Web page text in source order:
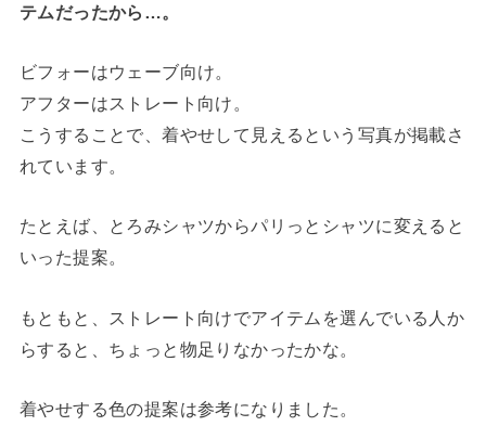
テムだったから…。
ビフォーはウェーブ向け。
アフターはストレート向け。
こうすることで、着やせして見えるという写真が掲載さ
れています。
たとえば、とろみシャツからパリっとシャツに変えると
いった提案。
もともと、ストレート向けでアイテムを選んでいる人か
らすると、ちょっと物足りなかったかな。
着やせする色の提案は参考になりました。